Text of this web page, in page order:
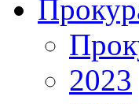
2023